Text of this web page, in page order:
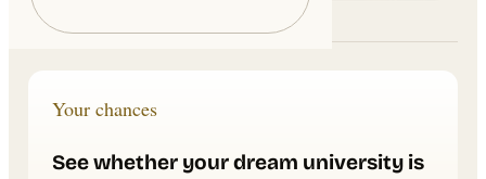
Lead image: Wikimedia Commons
Your chances
See whether your dream university is